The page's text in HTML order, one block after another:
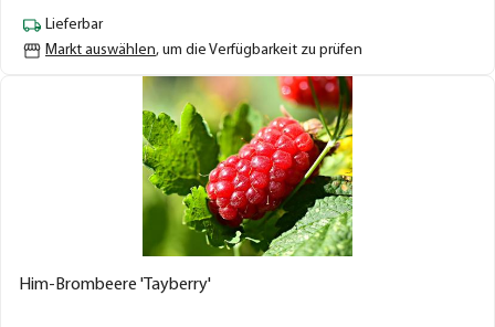
Lieferbar
Markt auswählen, um die Verfügbarkeit zu prüfen
Him-Brombeere 'Tayberry'